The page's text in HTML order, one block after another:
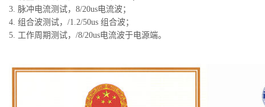
3. 脉冲电流测试，8/20us电流波；
4. 组合波测试，/1.2/50us 组合波；
5. 工作周期测试，/8/20us电流波于电源端。